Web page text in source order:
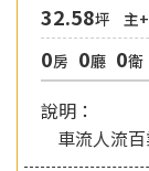
32.58坪 主
0房 0廳 0衛
說明：
車流人流